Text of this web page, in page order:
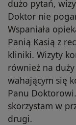
dużo pytań,
Doktor nie
Wspaniała
Panią Kasią z
kliniki. Wizyty
również na
wahającym się
Panu
skorzystam w
drugi.